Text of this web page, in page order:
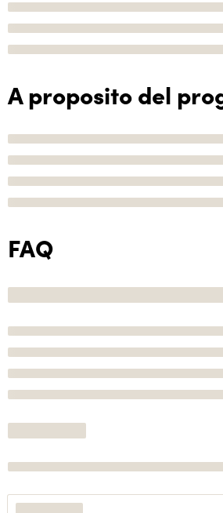
A proposito del
FAQ